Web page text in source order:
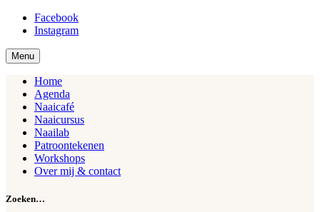
naar
inhoud
Atelier
Mode Maken
Facebook
Instagram
Menu
Home
Agenda
Naaicafé
Naaicursus
Naailab
Patroontekenen
Workshops
Over mij & contact
Zoeken…